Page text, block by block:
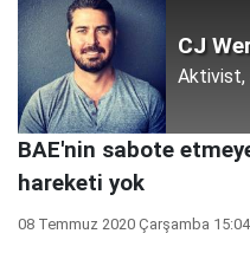
CJ
Aktivist,
BAE'nin sabote
hareketi yok
08 Temmuz 2020 Çarşamba 15:04